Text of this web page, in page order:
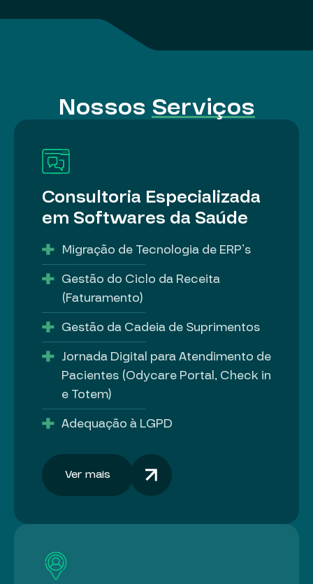
NossosServiços
Consultoria Especializada
em Softwares da Saúde
Migração de Tecnologia de ERP’s
Gestão do Ciclo da Receita
(Faturamento)
Gestão da Cadeia de Suprimentos
Jornada Digital para Atendimento de
Pacientes (Odycare Portal, Check in
e Totem)
Adequação à LGPD
Ver mais